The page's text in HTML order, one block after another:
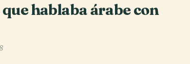
hablaba árabe con